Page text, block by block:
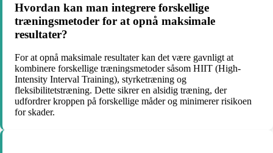
Hvordan kan man integrere forskellige
træningsmetoder for at opnå maksimale
resultater?
For at opnå maksimale resultater kan det være gavnligt at
kombinere forskellige træningsmetoder såsom HIIT (High-
Intensity Interval Training), styrketræning og
fleksibilitetstræning. Dette sikrer en alsidig træning, der
udfordrer kroppen på forskellige måder og minimerer risikoen
for skader.